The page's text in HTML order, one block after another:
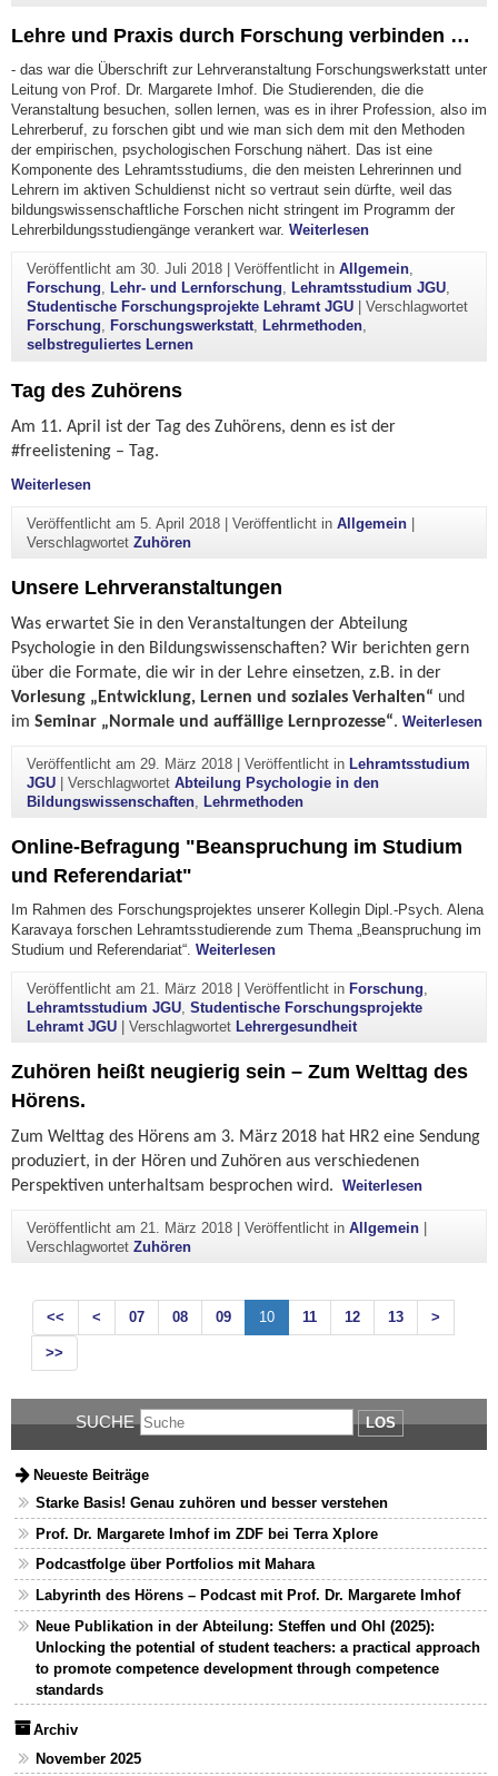
Lehre und Praxis durch Forschung verbinden …
- das war die Überschrift zur Lehrveranstaltung Forschungswerkstatt unter
Leitung von Prof. Dr. Margarete Imhof. Die Studierenden, die die
Veranstaltung besuchen, sollen lernen, was es in ihrer Profession, also im
Lehrerberuf, zu forschen gibt und wie man sich dem mit den Methoden
der empirischen, psychologischen Forschung nähert. Das ist eine
Komponente des Lehramtsstudiums, die den meisten Lehrerinnen und
Lehrern im aktiven Schuldienst nicht so vertraut sein dürfte, weil das
bildungswissenschaftliche Forschen nicht stringent im Programm der
Lehrerbildungsstudiengänge verankert war. Weiterlesen"Lehre und
Veröffentlicht am 30. Juli 2018| Veröffentlicht in Allgemein,
Forschung, Lehr- und Lernforschung, Lehramtsstudium JGU,
Studentische Forschungsprojekte Lehramt JGU| Verschlagwortet
Forschung, Forschungswerkstatt, Lehrmethoden,
selbstreguliertes Lernen
Tag des Zuhörens
Am 11. April ist der Tag des Zuhörens, denn es ist der
#freelistening – Tag.
Weiterlesen"Tag des Zuhörens"
Veröffentlicht am 5. April 2018| Veröffentlicht in Allgemein|
Verschlagwortet Zuhören
Unsere Lehrveranstaltungen
Was erwartet Sie in den Veranstaltungen der Abteilung
Psychologie in den Bildungswissenschaften? Wir berichten gern
über die Formate, die wir in der Lehre einsetzen, z.B. in der
Vorlesung „Entwicklung, Lernen und soziales Verhalten“ und
im Seminar „Normale und auffällige Lernprozesse“. Weiterlesen
Veröffentlicht am 29. März 2018| Veröffentlicht in Lehramtsstudium
JGU| Verschlagwortet Abteilung Psychologie in den
Bildungswissenschaften, Lehrmethoden
Online-Befragung "Beanspruchung im Studium
und Referendariat"
Im Rahmen des Forschungsprojektes unserer Kollegin Dipl.-Psych. Alena
Karavaya forschen Lehramtsstudierende zum Thema „Beanspruchung im
Studium und Referendariat“. Weiterlesen"Online-Befragung
Veröffentlicht am 21. März 2018| Veröffentlicht in Forschung,
Lehramtsstudium JGU, Studentische Forschungsprojekte
Lehramt JGU| Verschlagwortet Lehrergesundheit
Zuhören heißt neugierig sein – Zum Welttag des
Hörens.
Zum Welttag des Hörens am 3. März 2018 hat HR2 eine Sendung
produziert, in der Hören und Zuhören aus verschiedenen
Perspektiven unterhaltsam besprochen wird. Weiterlesen"Zuhören
Veröffentlicht am 21. März 2018| Veröffentlicht in Allgemein|
Verschlagwortet Zuhören
<< < 07 08 09 10 11 12 13 >
>>
SUCHE LOS
Neueste Beiträge
Starke Basis! Genau zuhören und besser verstehen
Prof. Dr. Margarete Imhof im ZDF bei Terra Xplore
Podcastfolge über Portfolios mit Mahara
Labyrinth des Hörens – Podcast mit Prof. Dr. Margarete Imhof
Neue Publikation in der Abteilung: Steffen und Ohl (2025):
Unlocking the potential of student teachers: a practical approach
to promote competence development through competence
standards
Archiv
November 2025